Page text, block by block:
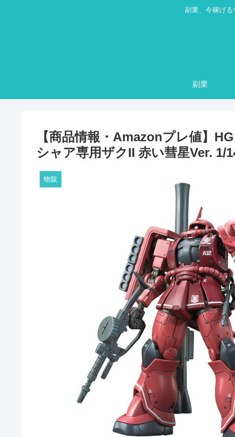
副業、今稼げる
副業
【商品情報・Amazonプレ値】
シャア専用ザクII 赤い彗星Ver. 1/
物販